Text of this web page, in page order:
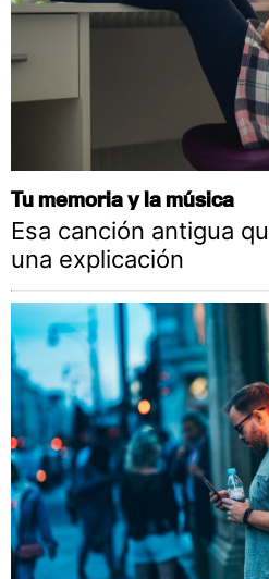
Tu memoria y la música
Esa canción antigua
una explicación